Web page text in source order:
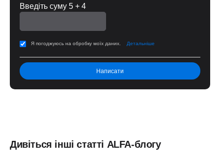
Введіть суму 5 + 4
Я погоджуюсь на обробку моїх даних. Детальніше
Дивіться інші статті ALFA-блогу